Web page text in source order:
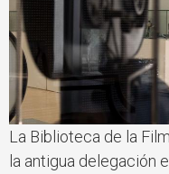
La Biblioteca de la
la antigua delegación